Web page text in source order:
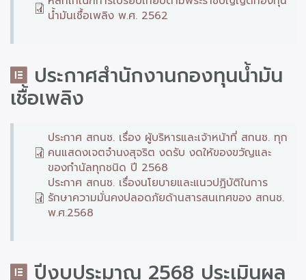
น้ำมันเชื้อเพลิง พ.ศ. 2562
ประกาศสำนักงานกองทุนน้ำมัน
เชื้อเพลิง
ประกาศ สกนช. เรื่อง ผู้บริหารและเจ้าหน้าที่ สกนช. ทุก
คนแสดงเจตจำนงสุจริต งดรับ งดให้ของขวัญและ
ของกำนัลทุกชนิด ปี 2568
ประกาศ สกนช. เรื่องนโยบายและแนวปฏิบัติในการ
รักษาความมั่นคงปลอดภัยด้านสารสนเทศของ สกนช.
พ.ศ.2568
ปีงบประมาณ 2568 ประเมินผล